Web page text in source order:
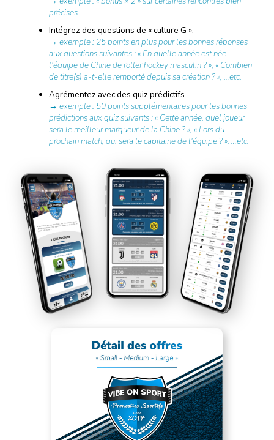
précises.
Intégrez des questions de « culture G ».
→ exemple : 25 points en plus pour les bonnes réponses
aux questions suivantes : « En quelle année est née
l'équipe de Chine de roller hockey masculin ? », « Combien
de titre(s) a-t-elle remporté depuis sa création ? », …etc.
Agrémentez avec des quiz prédictifs.
→ exemple : 50 points supplémentaires pour les bonnes
prédictions aux quiz suivants : « Cette année, quel joueur
sera le meilleur marqueur de la Chine ? », « Lors du
prochain match, qui sera le capitaine de l'équipe ? », …etc.